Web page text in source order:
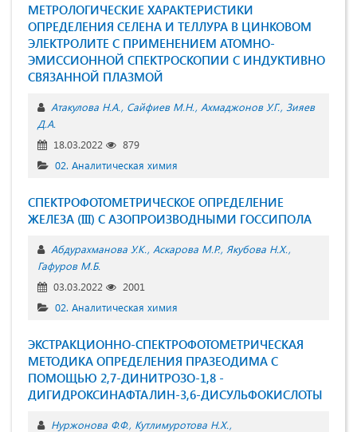
МЕТРОЛОГИЧЕСКИЕ ХАРАКТЕРИСТИКИ
ОПРЕДЕЛЕНИЯ СЕЛЕНА И ТЕЛЛУРА В ЦИНКОВОМ
ЭЛЕКТРОЛИТЕ С ПРИМЕНЕНИЕМ АТОМНО-
ЭМИССИОННОЙ СПЕКТРОСКОПИИ С ИНДУКТИВНО
СВЯЗАННОЙ ПЛАЗМОЙ
Атакулова Н.А. Сайфиев М.Н. Ахмаджонов У.Г. Зияев
Д.А.
18.03.2022
879
02. Аналитическая химия
СПЕКТРОФОТОМЕТРИЧЕСКОЕ ОПРЕДЕЛЕНИЕ
ЖЕЛЕЗА (III) С АЗОПРОИЗВОДНЫМИ ГОССИПОЛА
Абдурахманова У.К. Аскарова М.Р. Якубова Н.Х.
Гафуров М.Б.
03.03.2022
2001
02. Аналитическая химия
ЭКСТРАКЦИОННО-СПЕКТРОФОТОМЕТРИЧЕСКАЯ
МЕТОДИКА ОПРЕДЕЛЕНИЯ ПРАЗЕОДИМА С
ПОМОЩЬЮ 2,7-ДИНИТРОЗО-1,8 -
ДИГИДРОКСИНАФТАЛИН-3,6-ДИСУЛЬФОКИСЛОТЫ
Нуржонова Ф.Ф. Кутлимуротова Н.Х.